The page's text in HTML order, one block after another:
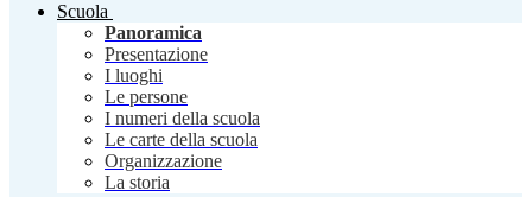
Scuola
Panoramica
Presentazione
I luoghi
Le persone
I numeri della scuola
Le carte della scuola
Organizzazione
La storia